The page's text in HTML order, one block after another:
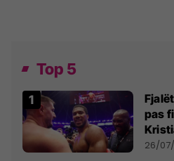
Top 5
pas
26/